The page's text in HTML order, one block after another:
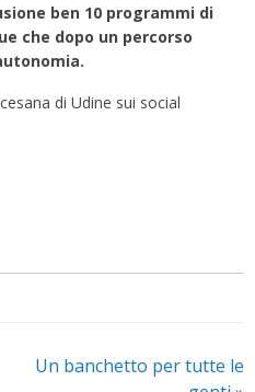
ben 10 programmi di
che dopo un percorso
di Udine sui social
Un banchetto per tutte le